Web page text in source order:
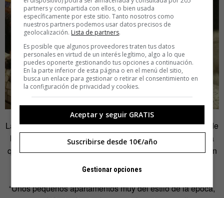
Las fotos de Playboy se hicieron en los últimos coletazos de
lo que podríamos llamar “la Pedrera bohemia”, una época
que comenzó tras la construcción a mediados de los 50, en
apartamentos diseñados por el arquitecto Barba Corsini.
“Unos pequeños apartamentos muy del estilo de la época,
partners y compartida con ellos, o bien usada
específicamente por este sitio. Tanto nosotros como
nuestros partners podemos usar datos precisos de
geolocalización. Lista de partners.
Es posible que algunos proveedores traten tus datos
personales en virtud de un interés legítimo, algo a lo que
puedes oponerte gestionando tus opciones a continuación.
En la parte inferior de esta página o en el menú del sitio,
busca un enlace para gestionar o retirar el consentimiento en
la configuración de privacidad y cookies.
Aceptar y seguir GRATIS
Suscribirse desde 10€/año
Gestionar opciones